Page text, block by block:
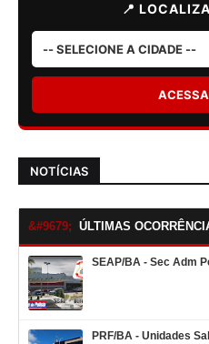
📍
NOTÍCIAS
ÚLTIMAS
SEAP/BA - Sec Adm
PRF/BA - Unidades